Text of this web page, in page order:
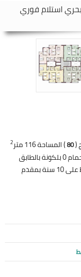
استلام فوري
(
80) المساحة 116 متر 2
بحري و شرقي تطل على باركنج تشمل 3 نوم 2 حمام 0 بلكونة بالطابق
الثالث بإشتراك النادي إستلام فوري للبيع تقسيط على 10 سنة بمقدم